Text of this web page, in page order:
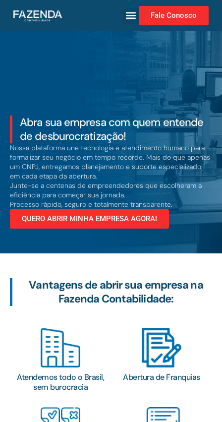
Fale Conosco
Abra sua empresa com quem entende
de desburocratização!
Nossa plataforma une tecnologia e atendimento humano para
formalizar seu negócio em tempo recorde. Mais do que apenas
um CNPJ, entregamos planejamento e suporte especializado
em cada etapa da abertura.
Junte-se a centenas de empreendedores que escolheram a
eficiência para começar sua jornada.
Processo rápido, seguro e totalmente transparente.
QUERO ABRIR MINHA EMPRESA AGORA!
Vantagens de abrir sua empresa na
Fazenda Contabilidade:
Atendemos todo o Brasil,
sem burocracia
Abertura de Franquias